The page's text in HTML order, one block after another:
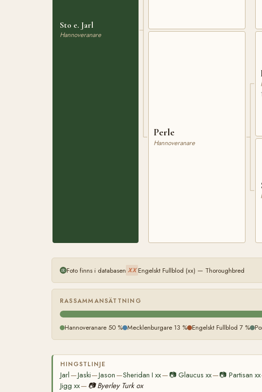
Sto e. Jarl
Hannoveranare
Perle
Hannoveranare
Foto finns i databasen XX Engelskt Fullblod (xx) — Thoroughbred
RASSAMMANSÄTTNING
Hannoveranare 50 % Mecklenburgare 13 % Engelskt Fullblod 7 %
HINGSTLINJE
Jarl —Jaski—Jason —Sheridan I xx— 📷Glaucus xx—📷 Partisan xx
Jigg xx— 📷 Byerley Turk ox